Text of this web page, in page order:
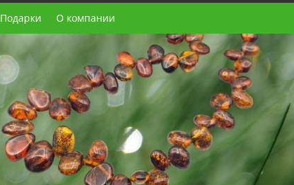
Подарки О компании